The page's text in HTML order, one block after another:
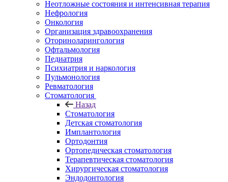
Неотложные состояния и интенсивная терапия
Нефрология
Онкология
Организация здравоохранения
Оториноларингология
Офтальмология
Педиатрия
Психиатрия и наркология
Пульмонология
Ревматология
Стоматология
Назад
Стоматология
Детская стоматология
Имплантология
Ортодонтия
Ортопедическая стоматология
Терапевтическая стоматология
Хирургическая стоматология
Эндодонтология